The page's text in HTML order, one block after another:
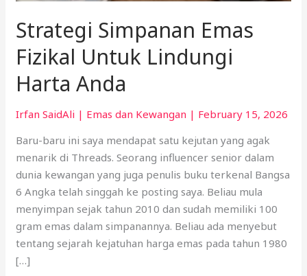
Strategi Simpanan Emas
Fizikal Untuk Lindungi
Harta Anda
Irfan SaidAli | Emas dan Kewangan | February 15, 2026
Baru-baru ini saya mendapat satu kejutan yang agak
menarik di Threads. Seorang influencer senior dalam
dunia kewangan yang juga penulis buku terkenal Bangsa
6 Angka telah singgah ke posting saya. Beliau mula
menyimpan sejak tahun 2010 dan sudah memiliki 100
gram emas dalam simpanannya. Beliau ada menyebut
tentang sejarah kejatuhan harga emas pada tahun 1980
[…]